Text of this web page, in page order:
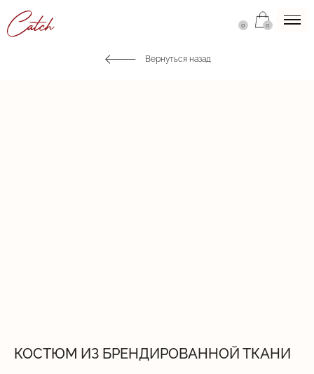
0 0
Вернуться назад
КОСТЮМ ИЗ БРЕНДИРОВАННОЙ ТКАНИ